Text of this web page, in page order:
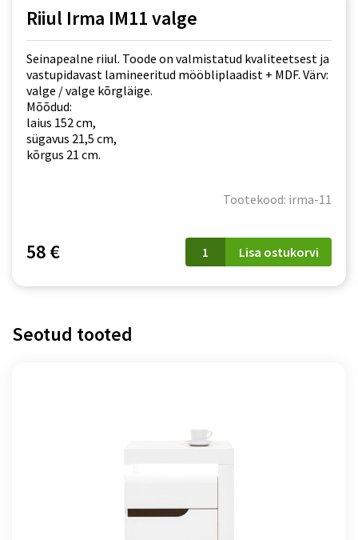
Riiul Irma IM11 valge
Seinapealne riiul. Toode on valmistatud kvaliteetsest ja
vastupidavast lamineeritud mööbliplaadist + MDF. Värv:
valge / valge kõrgläige.
Mõõdud:
laius 152 cm,
sügavus 21,5 cm,
kõrgus 21 cm.
Tootekood: irma-11
58 €
Riiul
Irma
valge
Lisa ostukorvi
Seotud tooted